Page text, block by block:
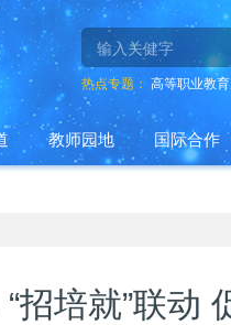
热点专题： 高等职业教
教师园地 国际合作
招培就”联动